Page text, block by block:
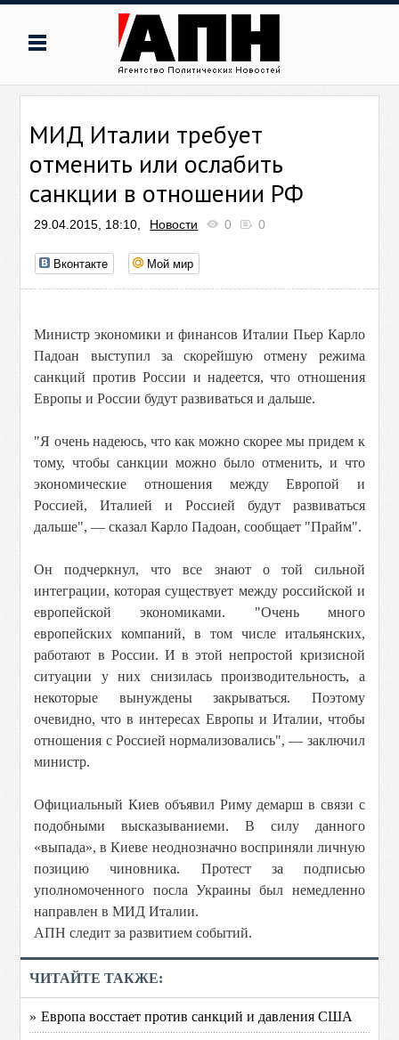
МИД Италии требует
отменить или ослабить
санкции в отношении РФ
29.04.2015, 18:10, Новости 0 0
Вконтакте Мой мир
Министр экономики и финансов Италии Пьер Карло
Падоан выступил за скорейшую отмену режима
санкций против России и надеется, что отношения
Европы и России будут развиваться и дальше.
"Я очень надеюсь, что как можно скорее мы придем к
тому, чтобы санкции можно было отменить, и что
экономические отношения между Европой и
Россией, Италией и Россией будут развиваться
дальше", — сказал Карло Падоан, сообщает "Прайм".
Он подчеркнул, что все знают о той сильной
интеграции, которая существует между российской и
европейской экономиками. "Очень много
европейских компаний, в том числе итальянских,
работают в России. И в этой непростой кризисной
ситуации у них снизилась производительность, а
некоторые вынуждены закрываться. Поэтому
очевидно, что в интересах Европы и Италии, чтобы
отношения с Россией нормализовались", — заключил
министр.
Официальный Киев объявил Риму демарш в связи с
подобными высказываниеми. В силу данного
«выпада», в Киеве неоднозначно восприняли личную
позицию чиновника. Протест за подписью
уполномоченного посла Украины был немедленно
направлен в МИД Италии.
АПН следит за развитием событий.
ЧИТАЙТЕ ТАКЖЕ:
» Европа восстает против санкций и давления США